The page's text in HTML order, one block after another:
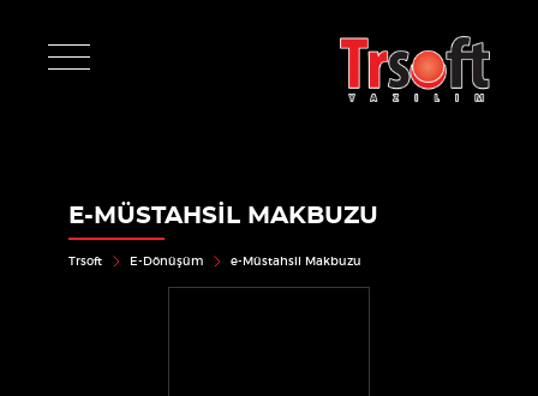
E-MÜSTAHSIL MAKBUZU
Trsoft E-Dönüşüm e-Müstahsil Makbuzu